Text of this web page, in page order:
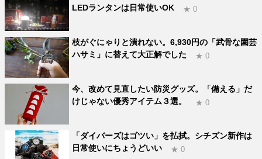
LEDランタンは日常使いOK
★ 0
枝がぐにゃりと潰れない。6,930円の「武骨な園芸
ハサミ」に替えて大正解でした
★ 0
今、改めて見直したい防災グッズ。「備える」だ
けじゃない優秀アイテム３選。
★ 0
「ダイバーズはゴツい」を払拭。シチズン新作は
日常使いにちょうどいい
★ 0